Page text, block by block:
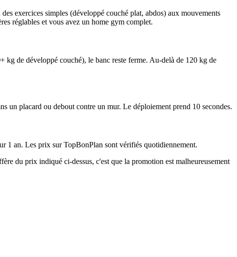
exercices simples (développé couché plat, abdos) aux mouvements
réglables et vous avez un home gym complet.
kg de développé couché), le banc reste ferme. Au-delà de 120 kg de
un placard ou debout contre un mur. Le déploiement prend 10 secondes.
1 an. Les prix sur TopBonPlan sont vérifiés quotidiennement.
du prix indiqué ci-dessus, c'est que la promotion est malheureusement